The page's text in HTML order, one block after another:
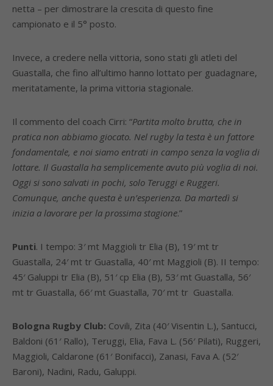
netta – per dimostrare la crescita di questo fine
campionato e il 5° posto.
Invece, a credere nella vittoria, sono stati gli atleti del
Guastalla, che fino all’ultimo hanno lottato per guadagnare,
meritatamente, la prima vittoria stagionale.
Il commento del coach Cirri: “Partita molto brutta, che in
pratica non abbiamo giocato. Nel rugby la testa è un fattore
fondamentale, e noi siamo entrati in campo senza la voglia di
lottare. Il Guastalla ha semplicemente avuto più voglia di noi.
Oggi si sono salvati in pochi, solo Teruggi e Ruggeri.
Comunque, anche questa è un’esperienza. Da martedì si
inizia a lavorare per la prossima stagione.”
Punti. I tempo: 3′ mt Maggioli tr Elia (B), 19′ mt tr
Guastalla, 24′ mt tr Guastalla, 40′ mt Maggioli (B). II tempo:
45′ Galuppi tr Elia (B), 51′ cp Elia (B), 53′ mt Guastalla, 56′
mt tr Guastalla, 66′ mt Guastalla, 70′ mt tr Guastalla.
Bologna Rugby Club: Covili, Zita (40′ Visentin L.), Santucci,
Baldoni (61′ Rallo), Teruggi, Elia, Fava L. (56′ Pilati), Ruggeri,
Maggioli, Caldarone (61′ Bonifacci), Zanasi, Fava A. (52′
Baroni), Nadini, Radu, Galuppi.